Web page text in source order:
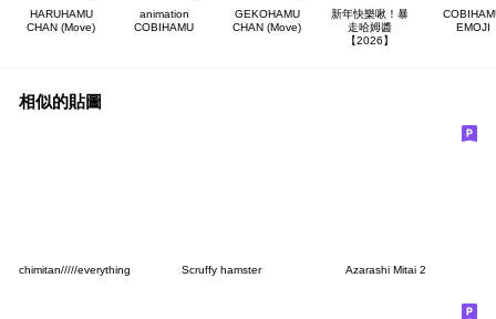
HARUHAMU
CHAN (Move)
animation
COBIHAMU
GEKOHAMU
CHAN (Move)
新年快樂啾！暴
走哈姆醬
【2026】
EMOJI
相似的貼圖
chimitan/////everything Scruffy hamster Azarashi Mitai 2